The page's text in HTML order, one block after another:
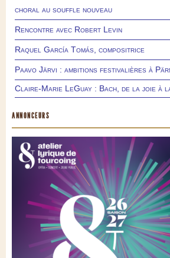
choral au souffle nouveau
Rencontre avec Robert Levin
Raquel García Tomás, compositrice
Paavo Järvi : ambitions festivalières à
Claire-Marie LeGuay : Bach, de la joie à
ANNONCEURS